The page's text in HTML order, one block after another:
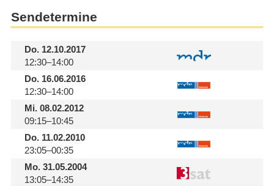
Sendetermine
Do.12.10.2017
12:30–14:00
Do.16.06.2016
12:30–14:00
Mi.08.02.2012
09:15–10:45
Do.11.02.2010
23:05–00:35
Mo.31.05.2004
13:05–14:35